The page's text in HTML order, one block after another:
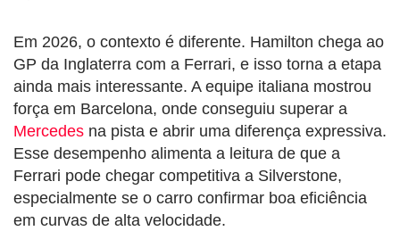
Em 2026, o contexto é diferente. Hamilton chega ao
GP da Inglaterra com a Ferrari, e isso torna a etapa
ainda mais interessante. A equipe italiana mostrou
força em Barcelona, onde conseguiu superar a
Mercedes na pista e abrir uma diferença expressiva.
Esse desempenho alimenta a leitura de que a
Ferrari pode chegar competitiva a Silverstone,
especialmente se o carro confirmar boa eficiência
em curvas de alta velocidade.